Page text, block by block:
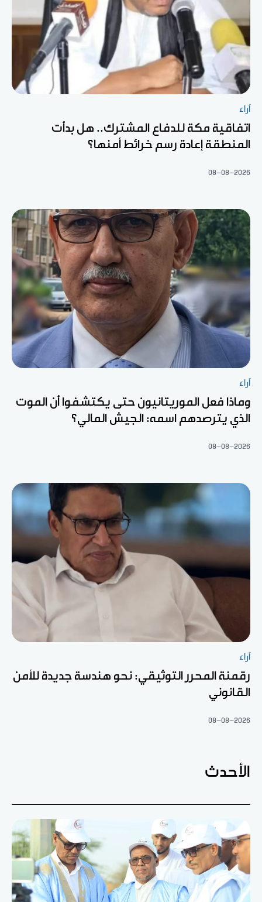
آراء
اتفاقية مكة للدفاع المشترك.. هل بدأت
المنطقة إعادة رسم خرائط أمنها؟
08-08-2026
آراء
وماذا فعل الموريتانيون حتى يكتشفوا أن الموت
الذي يترصدهم اسمه: الجيش المالي؟
08-08-2026
آراء
رقمنة المحرر التوثيقي: نحو هندسة جديدة للأمن
القانوني
08-08-2026
الأحدث